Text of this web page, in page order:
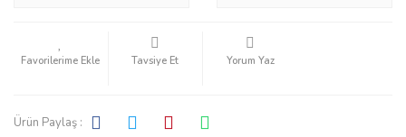
Tavsiye Et Yorum Yaz
Ürün Paylaş :